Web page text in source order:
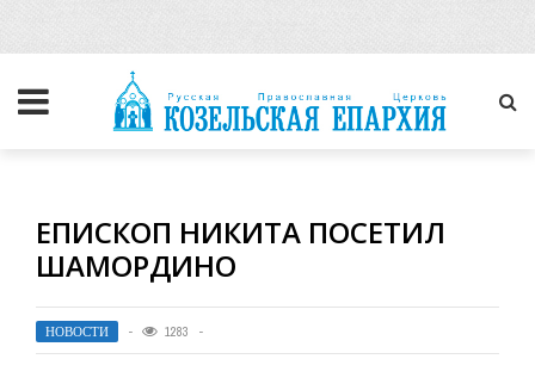
ЕПИСКОП НИКИТА ПОСЕТИЛ
ШАМОРДИНО
НОВОСТИ 1283